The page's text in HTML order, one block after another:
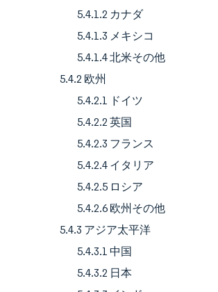
5.4.1.2 カナダ
5.4.1.3 メキシコ
5.4.1.4 北米その他
5.4.2 欧州
5.4.2.1 ドイツ
5.4.2.2 英国
5.4.2.3 フランス
5.4.2.4 イタリア
5.4.2.5 ロシア
5.4.2.6 欧州その他
5.4.3 アジア太平洋
5.4.3.1 中国
5.4.3.2 日本